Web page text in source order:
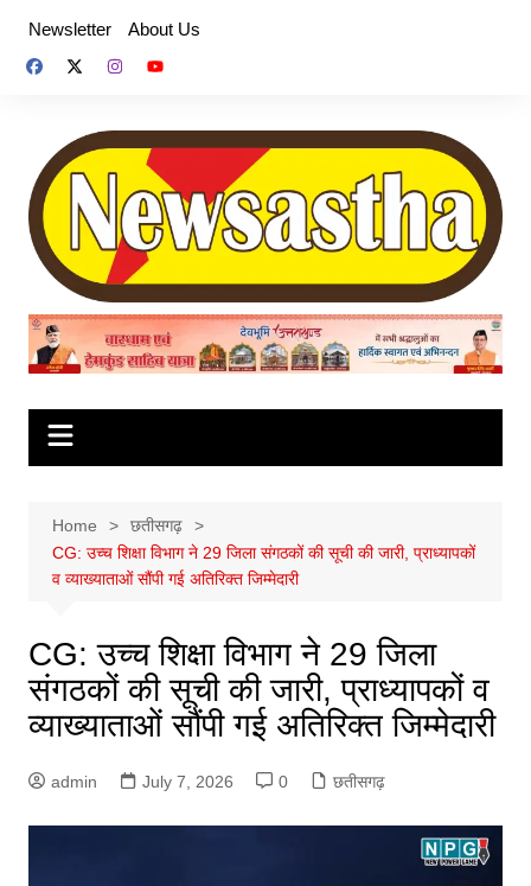
content
Newsletter About Us
Home
छतीसगढ़
CG: उच्च शिक्षा विभाग ने 29 जिला संगठकों की सूची की जारी, प्राध्यापकों
व व्याख्याताओं सौंपी गई अतिरिक्त जिम्मेदारी
CG: उच्च शिक्षा विभाग ने 29 जिला
संगठकों की सूची की जारी, प्राध्यापकों व
व्याख्याताओं सौंपी गई अतिरिक्त जिम्मेदारी
admin July 7, 2026 0 छतीसगढ़